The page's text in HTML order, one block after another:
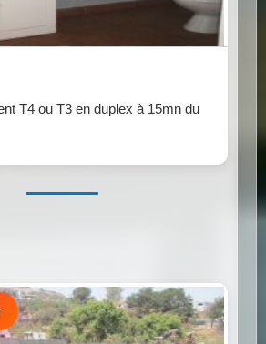
T4 ou T3 en duplex à 15mn du